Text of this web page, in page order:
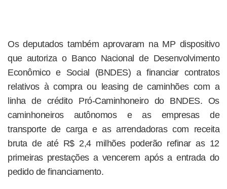
Os deputados também aprovaram na MP dispositivo
que autoriza o Banco Nacional de Desenvolvimento
Econômico e Social (BNDES) a financiar contratos
relativos à compra ou leasing de caminhões com a
linha de crédito Pró-Caminhoneiro do BNDES. Os
caminhoneiros autônomos e as empresas de
transporte de carga e as arrendadoras com receita
bruta de até R$ 2,4 milhões poderão refinar as 12
primeiras prestações a vencerem após a entrada do
pedido de financiamento.